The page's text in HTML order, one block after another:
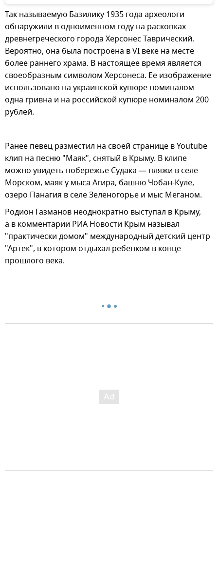
Так называемую Базилику 1935 года археологи
обнаружили в одноименном году на раскопках
древнегреческого города Херсонес Таврический.
Вероятно, она была построена в VI веке на месте
более раннего храма. В настоящее время является
своеобразным символом Херсонеса. Ее изображение
использовано на украинской купюре номиналом
одна гривна и на российской купюре номиналом 200
рублей.
Ранее певец разместил на своей странице в Youtube
клип на песню "Маяк", снятый в Крыму. В клипе
можно увидеть побережье Судака — пляжи в селе
Морском, маяк у мыса Агира, башню Чобан-Куле,
озеро Панагия в селе Зеленогорье и мыс Меганом.
Родион Газманов неоднократно выступал в Крыму,
а в комментарии РИА Новости Крым называл
"практически домом" международный детский центр
"Артек", в котором отдыхал ребенком в конце
прошлого века.